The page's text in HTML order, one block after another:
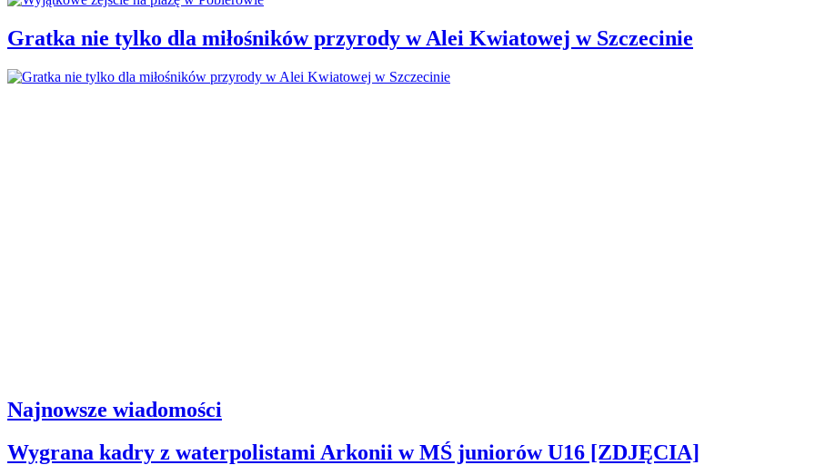
Gratka nie tylko dla miłośników przyrody w Alei Kwiatowej w Szczecinie
Najnowsze wiadomości
Wygrana kadry z waterpolistami Arkonii w MŚ juniorów U16 [ZDJĘCIA]